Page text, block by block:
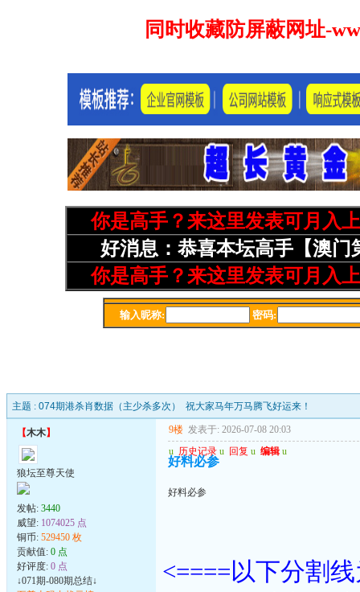
主题 : 074期港杀肖数据（主少杀多次） 祝大家马年万马腾飞好运来！
【木木】
狼坛至尊天使
发帖: 3440
威望: 1074025 点
铜币: 529450 枚
贡献值: 0 点
好评度: 0 点
↓071期-080期总结↓
9楼 发表于: 2026-07-08 20:03
u 历史记录 u 回复 u 编辑 u
好料必参
好料必参
<====以下分割